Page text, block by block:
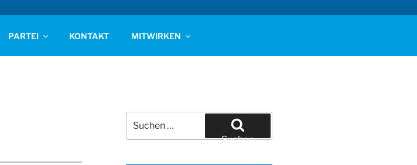
PARTEI KONTAKT MITWIRKEN
nach:
Suchen